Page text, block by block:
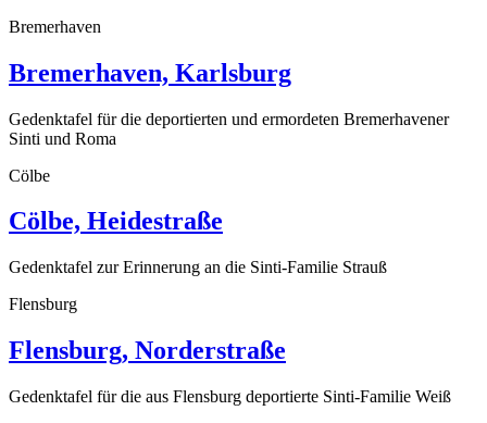
Bremerhaven
Bremerhaven, Karlsburg
Gedenktafel für die deportierten und ermordeten Bremerhavener
Sinti und Roma
Cölbe
Cölbe, Heidestraße
Gedenktafel zur Erinnerung an die Sinti-Familie Strauß
Flensburg
Flensburg, Norderstraße
Gedenktafel für die aus Flensburg deportierte Sinti-Familie Weiß